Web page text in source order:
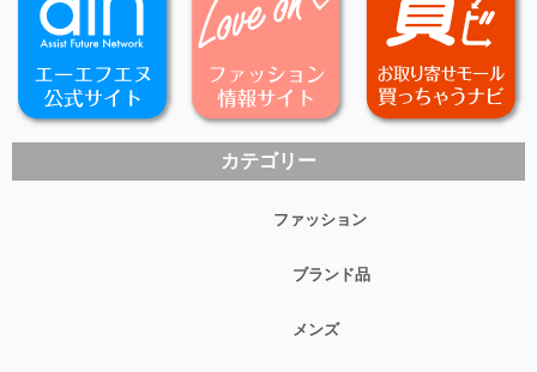
カテゴリー
ファッション
ブランド品
メンズ